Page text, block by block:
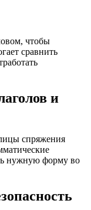
чтобы
сравнить
и
спряжения
нужную форму во